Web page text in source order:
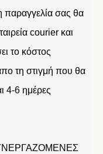
παραγγελία σας θα
courier και
το κόστος
τη στιγμή που θα
4-6 ημέρες